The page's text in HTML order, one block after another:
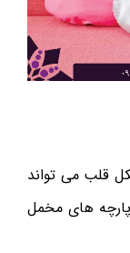
قلب می تواند
پارچه های مخمل